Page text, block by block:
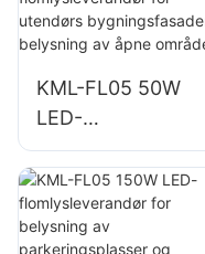
KML-FL05 50W
LED-
flomlysleverandør
for utendørs
bygningsfasader
og belysning av